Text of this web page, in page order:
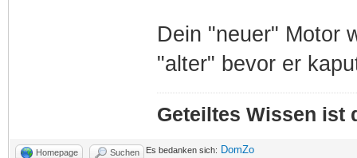
Dein "neuer" Motor
"alter" bevor er
Geteiltes Wissen ist
Homepage Suchen Es bedanken sich: DomZo